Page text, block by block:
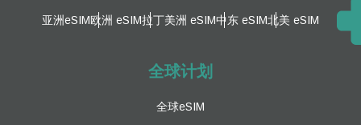
亚洲eSIM欧洲 eSIM拉丁美洲 eSIM中东 eSIM北美 eSIM
全球计划
全球eSIM